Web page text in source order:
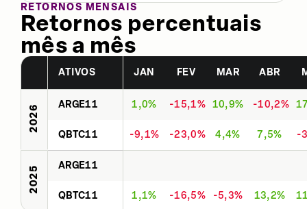
RETORNOS MENSAIS
Retornos percentuais
mês a mês
ATIVOS JAN FEV MAR ABR
2026 ARGE11 1,0% -15,1% 10,9% -10,2%
QBTC11 -9,1% -23,0% 4,4% 7,5% -
2025 ARGE11
QBTC11 1,1% -16,5% -5,3% 13,2%